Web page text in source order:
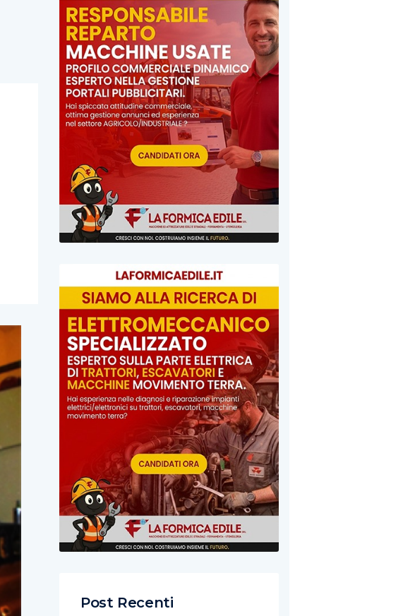
Post Recenti